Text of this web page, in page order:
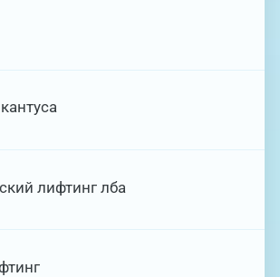
лифтинг лба